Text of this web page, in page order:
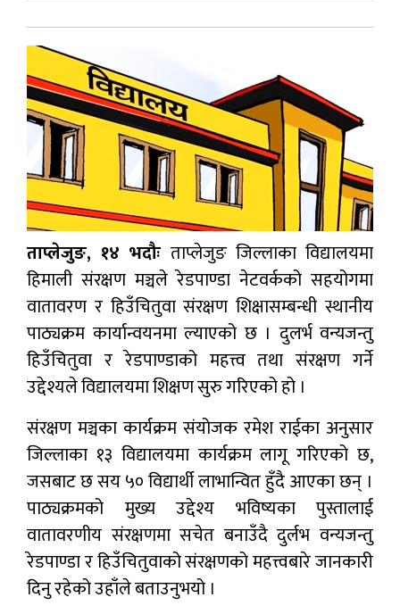
ताप्लेजुङ, १४ भदौः ताप्लेजुङ जिल्लाका विद्यालयमा
हिमाली संरक्षण मञ्चले रेडपाण्डा नेटवर्कको सहयोगमा
वातावरण र हिउँचितुवा संरक्षण शिक्षासम्बन्धी स्थानीय
पाठ्यक्रम कार्यान्वयनमा ल्याएको छ । दुलर्भ वन्यजन्तु
हिउँचितुवा र रेडपाण्डाको महत्त्व तथा संरक्षण गर्ने
उद्देश्यले विद्यालयमा शिक्षण सुरु गरिएको हो ।
संरक्षण मञ्चका कार्यक्रम संयोजक रमेश राईका अनुसार
जिल्लाका १३ विद्यालयमा कार्यक्रम लागू गरिएको छ,
जसबाट छ सय ५० विद्यार्थी लाभान्वित हुँदै आएका छन् ।
पाठ्यक्रमको मुख्य उद्देश्य भविष्यका पुस्तालाई
वातावरणीय संरक्षणमा सचेत बनाउँदै दुर्लभ वन्यजन्तु
रेडपाण्डा र हिउँचितुवाको संरक्षणको महत्त्वबारे जानकारी
दिनु रहेको उहाँले बताउनुभयो ।